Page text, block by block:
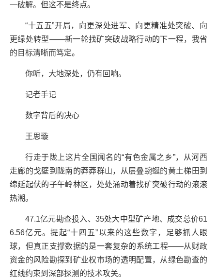
一破解。但这不是终点。
“十五五”开局，向更深处进军、向更精准处突破、向
更绿处转型——新一轮找矿突破战略行动的下一程，我省
的目标清晰而笃定。
你听，大地深处，仍有回响。
记者手记
数字背后的决心
王思璇
行走于陇上这片全国闻名的“有色金属之乡”，从河西
走廊的戈壁到陇南的莽莽群山，从层叠蜿蜒的黄土梯田到
绵延起伏的子午岭林区，处处涌动着找矿突破行动的滚滚
热潮。
47.1亿元勘查投入、35处大中型矿产地、成交总价61
6.56亿元。提起“十四五”以来的这些数字，足够抓人眼
球，但真正支撑数据的是一套复杂的系统工程——从财政
资金的风险勘探到矿业权市场的透明配置，从绿色勘查的
红线约束到深部探测的技术攻关。